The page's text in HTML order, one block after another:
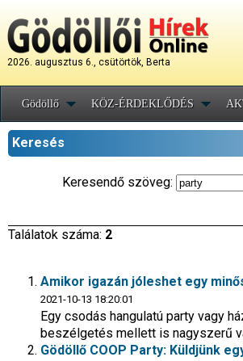
2026. augusztus 6., csütörtök, Berta
Gödöllő KÖZ-ÉRDEKLŐDÉS
Keresés
Keresendő szöveg:
Találatok száma: 2
Amikor igazán jóleshet egy
2021-10-13 18:20:01
Egy csodás hangulatú party vagy
beszélgetés mellett is nagyszerű
Gödöllő COOP Party: Küldjünk